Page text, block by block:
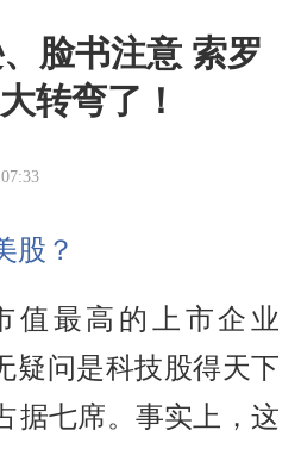
脸书注意 索罗
转弯了！
股？
值最高的上市企业
疑问是科技股得天下
七席。事实上，这